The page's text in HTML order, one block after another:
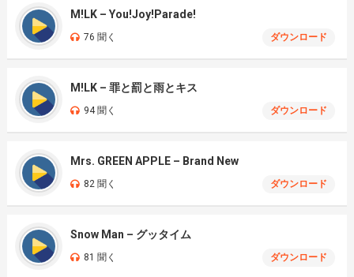
M!LK – You!Joy!Parade!
76 聞く ダウンロード
M!LK – 罪と罰と雨とキス
94 聞く ダウンロード
Mrs. GREEN APPLE – Brand New
82 聞く ダウンロード
Snow Man – グッタイム
81 聞く ダウンロード